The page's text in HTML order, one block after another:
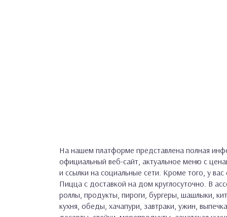
На нашем платформе представлена полная
официальный веб-сайт, актуальное меню с
и ссылки на социальные сети. Кроме того, у
Пицца с доставкой на дом круглосуточно. В
роллы, продукты, пироги, бургеры, шашлыки,
кухня, обеды, хачапури, завтраки, ужин,